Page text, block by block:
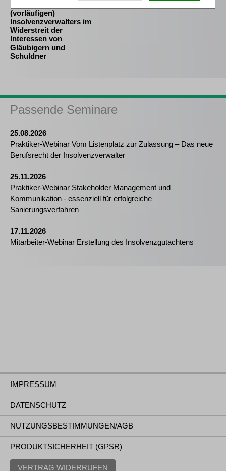
(vorläufigen)
Insolvenzverwalters im
Widerstreit der
Interessen von
Gläubigern und
Schuldner
Passende Seminare
25.08.2026
Praktiker-Webinar Vom Listenplatz zur Zulassung – Das neue
Berufsrecht der Insolvenzverwalter
25.11.2026
Praktiker-Webinar Stakeholder Management und
Kommunikation - essenziell für erfolgreiche
Sanierungsverfahren
17.11.2026
Mitarbeiter-Webinar Erstellung des Insolvenzgutachtens
IMPRESSUM
DATENSCHUTZ
NUTZUNGSBESTIMMUNGEN/AGB
PRODUKTSICHERHEIT (GPSR)
VERTRAG WIDERRUFEN